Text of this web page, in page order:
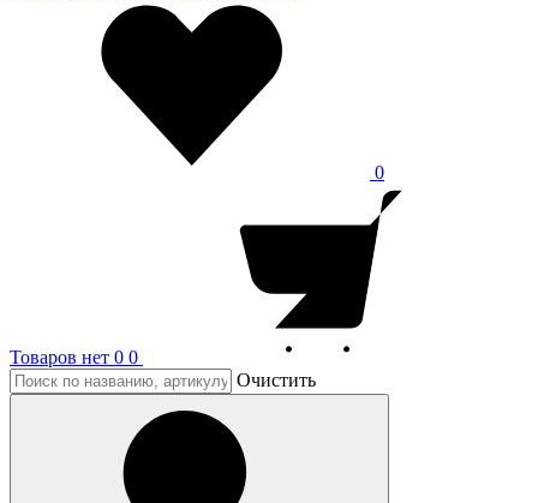
0
Товаров нет 0 0
Очистить